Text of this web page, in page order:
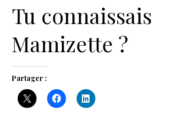
Tu connaissais
Mamizette ?
Partager :